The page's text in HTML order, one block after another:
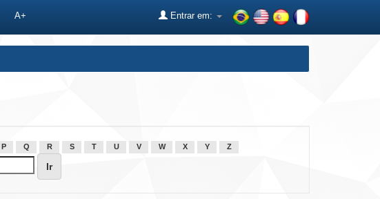
A+ Entrar em:
P Q R S T U V W X Y Z